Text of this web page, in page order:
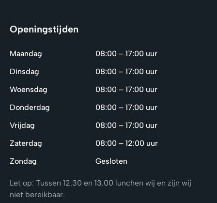
Openingstijden
Maandag
Dinsdag
Woensdag
Donderdag
Vrijdag
Zaterdag
Zondag
08:00 – 17:00 uur
08:00 – 17:00 uur
08:00 – 17:00 uur
08:00 – 17:00 uur
08:00 – 17:00 uur
08:00 – 12:00 uur
Gesloten
Let op: Tussen 12.30 en 13.00 lunchen wij en zijn wij
niet bereikbaar.